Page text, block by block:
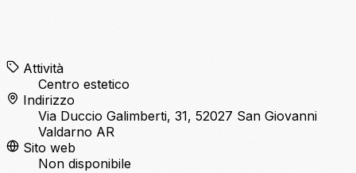
Attività
Centro estetico
Indirizzo
Via Duccio Galimberti, 31, 52027 San Giovanni
Valdarno AR
Sito web
Non disponibile